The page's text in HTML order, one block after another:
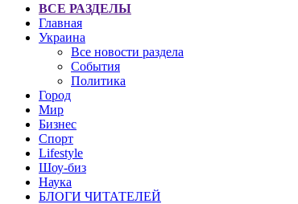
ВСЕ РАЗДЕЛЫ
Главная
Украина
Все новости раздела
События
Политика
Город
Мир
Бизнес
Спорт
Lifestyle
Шоу-биз
Наука
БЛОГИ ЧИТАТЕЛЕЙ